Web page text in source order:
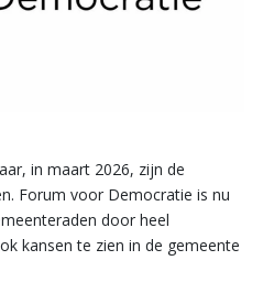
in maart 2026, zijn de
Forum voor Democratie is nu
door heel
kansen te zien in de gemeente